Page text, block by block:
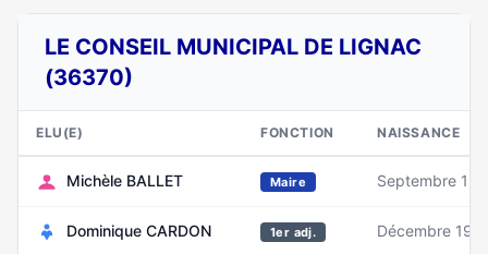
LE CONSEIL MUNICIPAL DE LIGNAC
(36370)
ELU(E) FONCTION NAISSANCE
Michèle BALLET Maire Septembre
Dominique CARDON 1er adj. Décembre